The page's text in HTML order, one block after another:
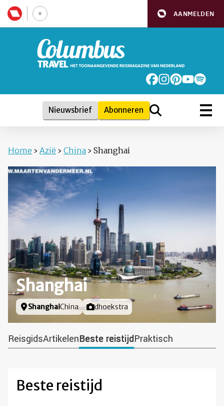
AANMELDEN
Nieuwsbrief Abonneren
Home › Azië › China › Shanghai
Shanghai
Locatie
ShanghaiChina Foto door
dhoekstra
ReisgidsArtikelenBeste reistijdPraktisch
Beste reistijd